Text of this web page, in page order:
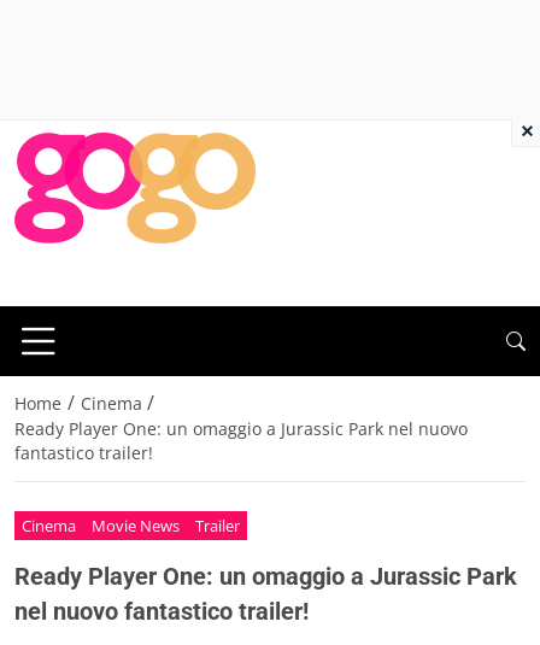
Home / Cinema /
Ready Player One: un omaggio a Jurassic Park nel nuovo
fantastico trailer!
Cinema Movie News Trailer
Ready Player One: un omaggio a Jurassic Park
nel nuovo fantastico trailer!
×